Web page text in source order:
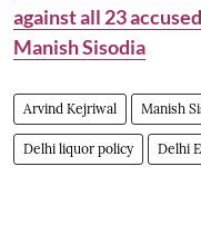
against all 23
Manish Sisodia
Arvind Kejriwal Manish
Delhi liquor policy Delhi